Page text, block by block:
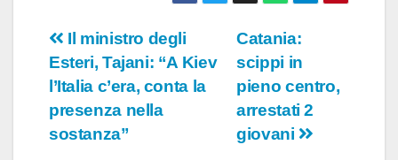
Navigazione
articoli
Catania:
scippi in
pieno centro,
arrestati 2
giovani
Il ministro degli
Esteri, Tajani: “A Kiev
l’Italia c’era, conta la
presenza nella
sostanza”